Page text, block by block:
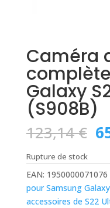
Caméra
Galaxy
(S908B)
123,14€ Le
Rupture de stock
EAN: 1950000071076
pour Samsung
accessoires de S22